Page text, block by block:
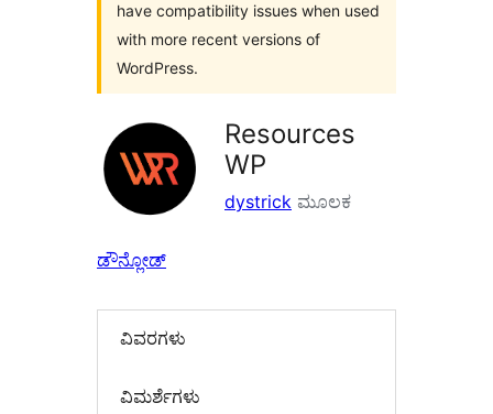
have compatibility issues when used
with more recent versions of
WordPress.
Resources
WP
dystrick ಮೂಲಕ
ಡೌನ್ಲೋಡ್
ವಿವರಗಳು
‍ವಿಮರ್ಶೆಗಳು‍